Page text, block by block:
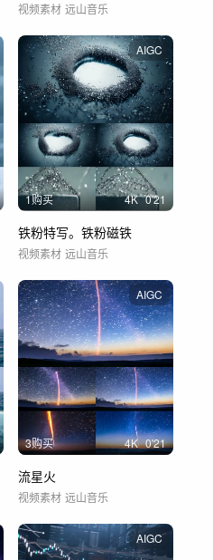
视频素材 远山音乐
AIGC
1购买 4K 0'21
铁粉特写。铁粉磁铁
视频素材 远山音乐
AIGC
3购买 4K 0'21
流星火
视频素材 远山音乐
AIGC